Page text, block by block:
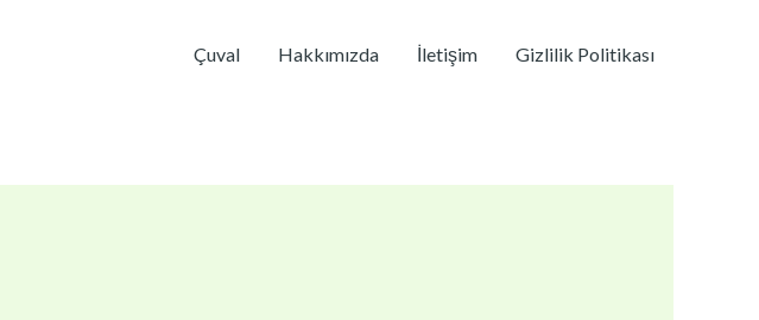
Çuval Hakkımızda İletişim Gizlilik Politikası